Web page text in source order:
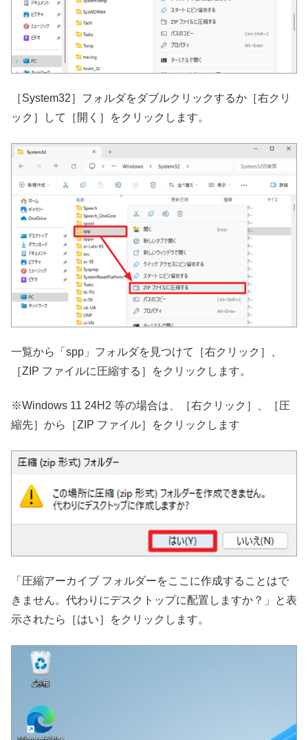
［System32］フォルダをダブルクリックするか［右クリ
ック］して［開く］をクリックします。
一覧から「spp」フォルダを見つけて［右クリック］、
［ZIP ファイルに圧縮する］をクリックします。
※Windows 11 24H2 等の場合は、［右クリック］、［圧
縮先］から［ZIP ファイル］をクリックします
「圧縮アーカイブ フォルダーをここに作成することはで
きません。代わりにデスクトップに配置しますか？」と表
示されたら［はい］をクリックします。